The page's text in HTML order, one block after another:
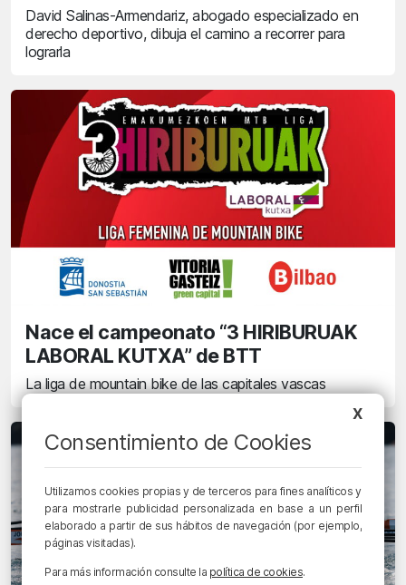
David Salinas-Armendariz, abogado especializado en
derecho deportivo, dibuja el camino a recorrer para
lograrla
Nace el campeonato “3 HIRIBURUAK
LABORAL KUTXA” de BTT
La liga de mountain bike de las capitales vascas
X
Consentimiento de Cookies
Utilizamos cookies propias y de terceros para fines analíticos y
para mostrarle publicidad personalizada en base a un perfil
elaborado a partir de sus hábitos de navegación (por ejemplo,
páginas visitadas).
Para más información consulte la política de cookies.